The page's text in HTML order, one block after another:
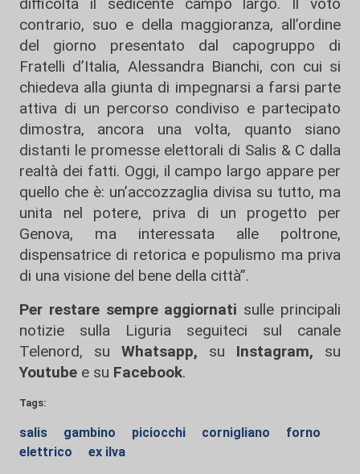
contrario, suo e della maggioranza, all’ordine
del giorno presentato dal capogruppo di
Fratelli d’Italia, Alessandra Bianchi, con cui si
chiedeva alla giunta di impegnarsi a farsi parte
attiva di un percorso condiviso e partecipato
dimostra, ancora una volta, quanto siano
distanti le promesse elettorali di Salis & C dalla
realtà dei fatti. Oggi, il campo largo appare per
quello che è: un’accozzaglia divisa su tutto, ma
unita nel potere, priva di un progetto per
Genova, ma interessata alle poltrone,
dispensatrice di retorica e populismo ma priva
di una visione del bene della città”.
Per restare sempre aggiornati sulle principali
notizie sulla Liguria seguiteci sul canale
Telenord, su
Whatsapp, su Instagram, su
Youtube e su Facebook.
Tags:
salis gambino piciocchi cornigliano
forno
elettrico
ex ilva